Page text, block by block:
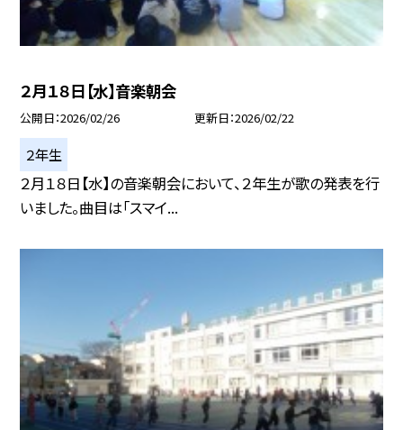
２月１８日【水】音楽朝会
公開日 2026/02/26 更新日 2026/02/22
２年生
２月１８日【水】の音楽朝会において、２年生が歌の発表を行
いました。曲目は「スマイ...